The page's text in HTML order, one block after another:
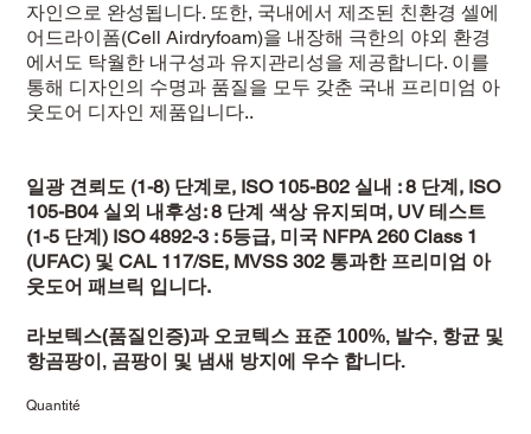
자인으로 완성됩니다. 또한, 국내에서 제조된 친환경 셀에
어드라이폼(Cell Airdryfoam)을 내장해 극한의 야외 환경
에서도 탁월한 내구성과 유지관리성을 제공합니다. 이를
통해 디자인의 수명과 품질을 모두 갖춘 국내 프리미엄 아
웃도어 디자인 제품입니다..
일광 견뢰도 (1-8) 단계로, ISO 105-B02 실내 : 8 단계, ISO
105-B04 실외 내후성: 8 단계 색상 유지되며, UV 테스트
(1-5 단계) ISO 4892-3 : 5등급, 미국 NFPA 260 Class 1
(UFAC) 및 CAL 117/SE, MVSS 302 통과한 프리미엄 아
웃도어 패브릭 입니다.
라보텍스(품질인증)과 오코텍스 표준 100%, 발수, 항균 및
항곰팡이, 곰팡이 및 냄새 방지에 우수 합니다.
Quantité